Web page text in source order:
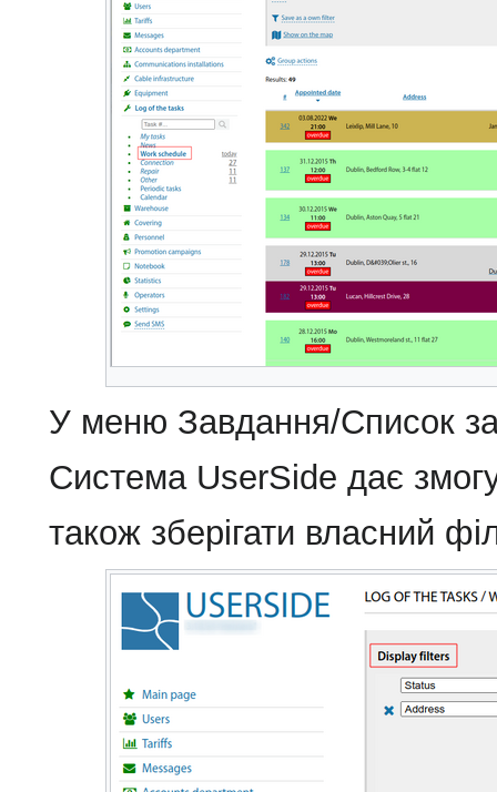
У меню Завдання/Список
Система UserSide дає змогу
також зберігати власний